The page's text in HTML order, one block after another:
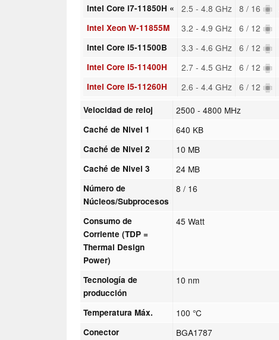
Intel Core i7-11850H « 2.5 - 4.8 GHz 8 / 16
Intel Xeon W-11855M 3.2 - 4.9 GHz 6 / 12
Intel Core i5-11500B 3.3 - 4.6 GHz 6 / 12
Intel Core i5-11400H 2.7 - 4.5 GHz 6 / 12
Intel Core i5-11260H 2.6 - 4.4 GHz 6 / 12
Velocidad de reloj 2500 - 4800 MHz
Caché de Nivel 1 640 KB
Caché de Nivel 2 10 MB
Caché de Nivel 3 24 MB
Número de
Núcleos/Subprocesos
8 / 16
Consumo de
Corriente (TDP =
Thermal Design
Power)
45 Watt
Tecnología de
producción
10 nm
Temperatura Máx. 100 °C
Conector BGA1787